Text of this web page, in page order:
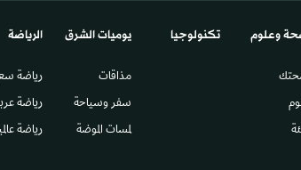
وعلوم تكنولوجيا يوميات الشرق​
مذاقات
سفر وسياحة
لمسات الموضة
الرياضة
رياضة
رياضة
رياضة